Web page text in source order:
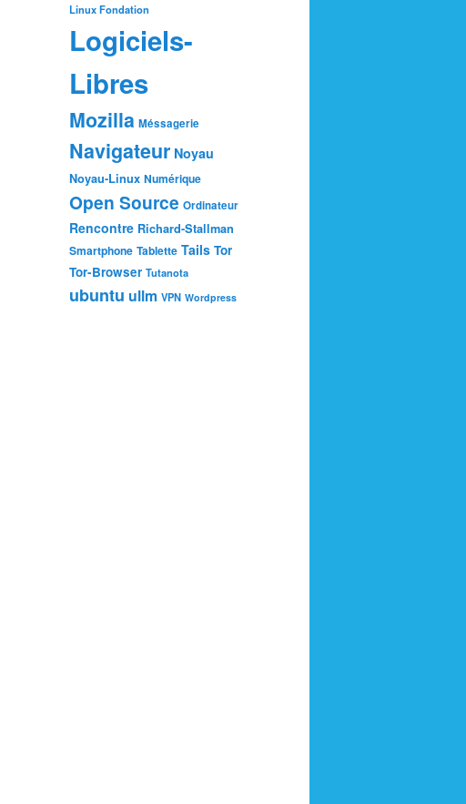
Linux Fondation
Logiciels-
Libres
Mozilla Méssagerie
Navigateur Noyau
Noyau-Linux Numérique
Open Source Ordinateur
Rencontre Richard-Stallman
Smartphone Tablette Tails Tor
Tor-Browser Tutanota
ubuntu ullm VPN Wordpress